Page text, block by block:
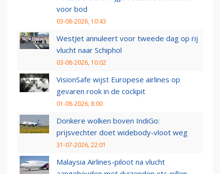
voor bod
03-08-2026, 10:43
WestJet annuleert voor tweede dag op rij
vlucht naar Schiphol
03-08-2026, 10:02
VisionSafe wijst Europese airlines op
gevaren rook in de cockpit
01-08-2026, 8:00
Donkere wolken boven IndiGo:
prijsvechter doet widebody-vloot weg
31-07-2026, 22:01
Malaysia Airlines-piloot na vlucht